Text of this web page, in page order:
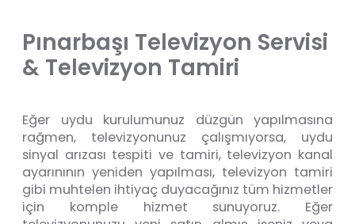
Pınarbaşı Televizyon Servisi
& Televizyon Tamiri
Eğer uydu kurulumunuz düzgün yapılmasına
rağmen, televizyonunuz çalışmıyorsa, uydu
sinyal arızası tespiti ve tamiri, televizyon kanal
ayarınının yeniden yapılması, televizyon tamiri
gibi muhtelen ihtiyaç duyacağınız tüm hizmetler
için komple hizmet sunuyoruz. Eğer